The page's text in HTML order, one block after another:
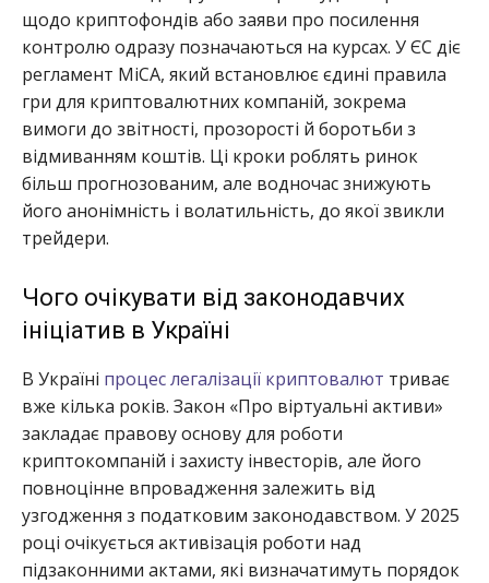
щодо криптофондів або заяви про посилення
контролю одразу позначаються на курсах. У ЄС діє
регламент MiCA, який встановлює єдині правила
гри для криптовалютних компаній, зокрема
вимоги до звітності, прозорості й боротьби з
відмиванням коштів. Ці кроки роблять ринок
більш прогнозованим, але водночас знижують
його анонімність і волатильність, до якої звикли
трейдери.
Чого очікувати від законодавчих
ініціатив в Україні
В Україні процес легалізації криптовалют триває
вже кілька років. Закон «Про віртуальні активи»
закладає правову основу для роботи
криптокомпаній і захисту інвесторів, але його
повноцінне впровадження залежить від
узгодження з податковим законодавством. У 2025
році очікується активізація роботи над
підзаконними актами, які визначатимуть порядок